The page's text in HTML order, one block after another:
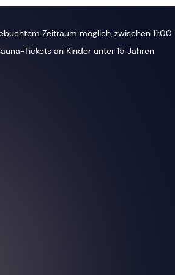
Zeitraum möglich, zwischen 11:00
Tickets an Kinder unter 15 Jahren